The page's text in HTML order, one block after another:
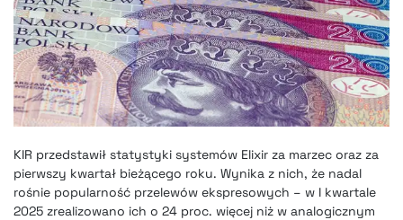
KIR przedstawił statystyki systemów Elixir za marzec oraz za
pierwszy kwartał bieżącego roku. Wynika z nich, że nadal
rośnie popularność przelewów ekspresowych – w I kwartale
2025 zrealizowano ich o 24 proc. więcej niż w analogicznym